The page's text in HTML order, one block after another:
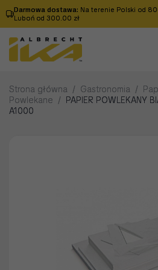
Darmowa dostawa: Na terenie Polski od
Luboń od 300.00 zł
Strona główna / Gastronomia /
Powlekane / PAPIER POWLEKANY
A1000
KARTON PIZZA
42/42/4,5 A50
4242PB